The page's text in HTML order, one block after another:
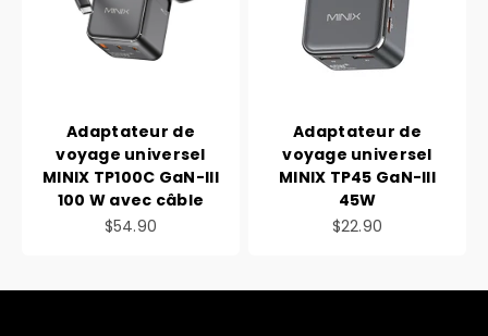
Adaptateur de
voyage universel
MINIX TP100C GaN-III
100 W avec câble
Prix de vente
$54.90
Adaptateur de
voyage universel
MINIX TP45 GaN-III
45W
Prix de vente
$22.90